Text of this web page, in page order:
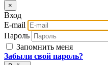
×
Вход
E-mail
Пароль
Запомнить меня
Забыли свой пароль?